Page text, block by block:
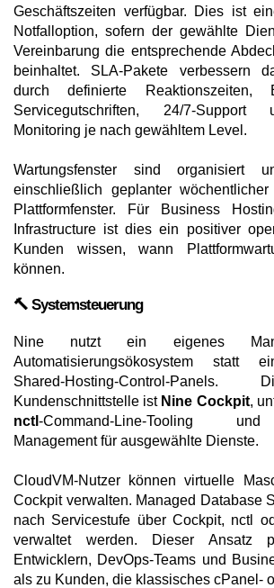
Geschäftszeiten verfügbar. Dies ist
Notfalloption, sofern der gewählte
Vereinbarung die entsprechende
beinhaltet. SLA-Pakete verbessern
durch definierte Reaktionszeiten,
Servicegutschriften, 24/7-Support
Monitoring je nach gewähltem Level.
Wartungsfenster sind organisiert
einschließlich geplanter wöchentlicher
Plattformfenster. Für Business
Infrastructure ist dies ein positiver
Kunden wissen, wann
können.
🔨 Systemsteuerung
Nine nutzt ein eigenes
Automatisierungsökosystem statt
Shared-Hosting-Control-
Kundenschnittstelle ist Nine Cockpit,
nctl -Command-Line-Tooling
Management für ausgewählte Dienste.
CloudVM-Nutzer können virtuelle
Cockpit verwalten. Managed Database
nach Servicestufe über Cockpit, nctl
verwaltet werden. Dieser Ansatz
Entwicklern, DevOps-Teams und
als zu Kunden, die klassisches cPanel-